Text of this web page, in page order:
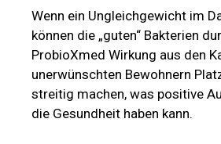
Wenn ein Ungleichgewicht im
können die „guten“ Bakterien
ProbioXmed Wirkung aus den
unerwünschten Bewohnern
streitig machen, was positive
die Gesundheit haben kann.